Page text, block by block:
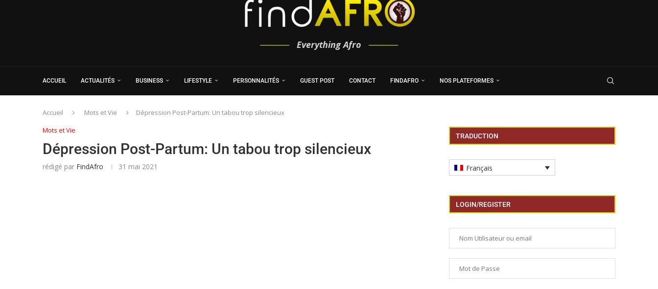
Everything Afro
ACCUEIL ACTUALITÉS BUSINESS LIFESTYLE PERSONNALITÉS GUEST POST CONTACT FINDAFRO NOS PLATEFORMES
Accueil Mots et Vie
Dépression Post-Partum: Un tabou trop silencieux
Mots et Vie
Dépression Post-Partum: Un tabou trop silencieux
rédigé par FindAfro 31 mai 2021
TRADUCTION
Français
LOGIN/REGISTER